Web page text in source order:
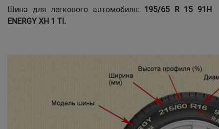
Шина для легкового автомобиля: 195/65 R 15 91Н
ENERGY XH 1 Tl.
Кокшетау